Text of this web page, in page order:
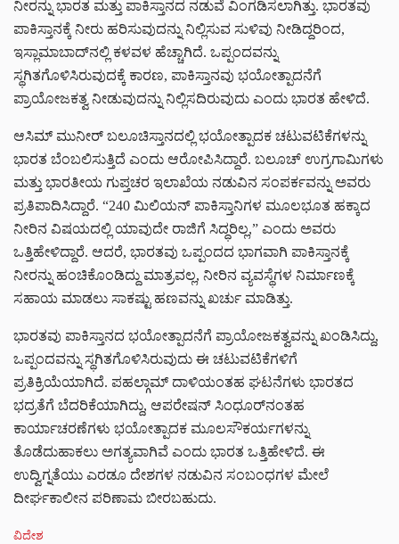
ನೀರನ್ನು ಭಾರತ ಮತ್ತು ಪಾಕಿಸ್ತಾನದ ನಡುವೆ ವಿಂಗಡಿಸಲಾಗಿತ್ತು. ಭಾರತವು
ಪಾಕಿಸ್ತಾನಕ್ಕೆ ನೀರು ಹರಿಸುವುದನ್ನು ನಿಲ್ಲಿಸುವ ಸುಳಿವು ನೀಡಿದ್ದರಿಂದ,
ಇಸ್ಲಾಮಾಬಾದ್‌ನಲ್ಲಿ ಕಳವಳ ಹೆಚ್ಚಾಗಿದೆ. ಒಪ್ಪಂದವನ್ನು
ಸ್ಥಗಿತಗೊಳಿಸಿರುವುದಕ್ಕೆ ಕಾರಣ, ಪಾಕಿಸ್ತಾನವು ಭಯೋತ್ಪಾದನೆಗೆ
ಪ್ರಾಯೋಜಕತ್ವ ನೀಡುವುದನ್ನು ನಿಲ್ಲಿಸದಿರುವುದು ಎಂದು ಭಾರತ ಹೇಳಿದೆ.
ಆಸಿಮ್ ಮುನೀರ್ ಬಲೂಚಿಸ್ತಾನದಲ್ಲಿ ಭಯೋತ್ಪಾದಕ ಚಟುವಟಿಕೆಗಳನ್ನು
ಭಾರತ ಬೆಂಬಲಿಸುತ್ತಿದೆ ಎಂದು ಆರೋಪಿಸಿದ್ದಾರೆ. ಬಲೂಚ್ ಉಗ್ರಗಾಮಿಗಳು
ಮತ್ತು ಭಾರತೀಯ ಗುಪ್ತಚರ ಇಲಾಖೆಯ ನಡುವಿನ ಸಂಪರ್ಕವನ್ನು ಅವರು
ಪ್ರತಿಪಾದಿಸಿದ್ದಾರೆ. “240 ಮಿಲಿಯನ್ ಪಾಕಿಸ್ತಾನಿಗಳ ಮೂಲಭೂತ ಹಕ್ಕಾದ
ನೀರಿನ ವಿಷಯದಲ್ಲಿ ಯಾವುದೇ ರಾಜಿಗೆ ಸಿದ್ಧರಿಲ್ಲ,” ಎಂದು ಅವರು
ಒತ್ತಿಹೇಳಿದ್ದಾರೆ. ಆದರೆ, ಭಾರತವು ಒಪ್ಪಂದದ ಭಾಗವಾಗಿ ಪಾಕಿಸ್ತಾನಕ್ಕೆ
ನೀರನ್ನು ಹಂಚಿಕೊಂಡಿದ್ದು ಮಾತ್ರವಲ್ಲ, ನೀರಿನ ವ್ಯವಸ್ಥೆಗಳ ನಿರ್ಮಾಣಕ್ಕೆ
ಸಹಾಯ ಮಾಡಲು ಸಾಕಷ್ಟು ಹಣವನ್ನು ಖರ್ಚು ಮಾಡಿತ್ತು.
ಭಾರತವು ಪಾಕಿಸ್ತಾನದ ಭಯೋತ್ಪಾದನೆಗೆ ಪ್ರಾಯೋಜಕತ್ವವನ್ನು ಖಂಡಿಸಿದ್ದು,
ಒಪ್ಪಂದವನ್ನು ಸ್ಥಗಿತಗೊಳಿಸಿರುವುದು ಈ ಚಟುವಟಿಕೆಗಳಿಗೆ
ಪ್ರತಿಕ್ರಿಯೆಯಾಗಿದೆ. ಪಹಲ್ಗಾಮ್ ದಾಳಿಯಂತಹ ಘಟನೆಗಳು ಭಾರತದ
ಭದ್ರತೆಗೆ ಬೆದರಿಕೆಯಾಗಿದ್ದು, ಆಪರೇಷನ್ ಸಿಂಧೂರ್‌ನಂತಹ
ಕಾರ್ಯಾಚರಣೆಗಳು ಭಯೋತ್ಪಾದಕ ಮೂಲಸೌಕರ್ಯಗಳನ್ನು
ತೊಡೆದುಹಾಕಲು ಅಗತ್ಯವಾಗಿವೆ ಎಂದು ಭಾರತ ಒತ್ತಿಹೇಳಿದೆ. ಈ
ಉದ್ವಿಗ್ನತೆಯು ಎರಡೂ ದೇಶಗಳ ನಡುವಿನ ಸಂಬಂಧಗಳ ಮೇಲೆ
ದೀರ್ಘಕಾಲೀನ ಪರಿಣಾಮ ಬೀರಬಹುದು.
C
ವಿದೇಶ